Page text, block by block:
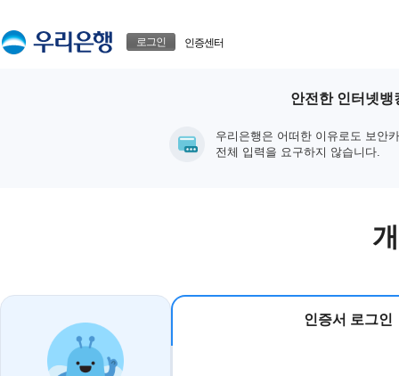
로그인 인증센터
안전한 인터넷뱅
우리은행은 어떠한 이유로도 보안
전체 입력을 요구하지 않습니다.
인증서 로그인